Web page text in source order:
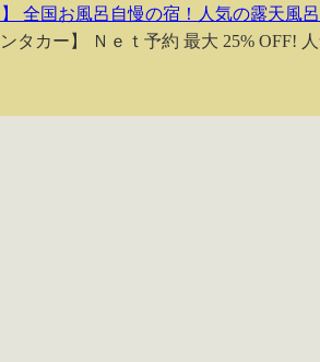
】 全国お風呂自慢の宿！人気の露天風
タカー】 Ｎｅｔ予約 最大 25% OFF!